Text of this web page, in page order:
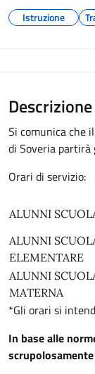
Istruzione
Descrizione
Si comunica che
di Soveria partirà
Orari di servizio:
ALUNNI
ALUNNI
ELEMENTARE
ALUNNI
MATERNA
*Gli orari si
In base alle